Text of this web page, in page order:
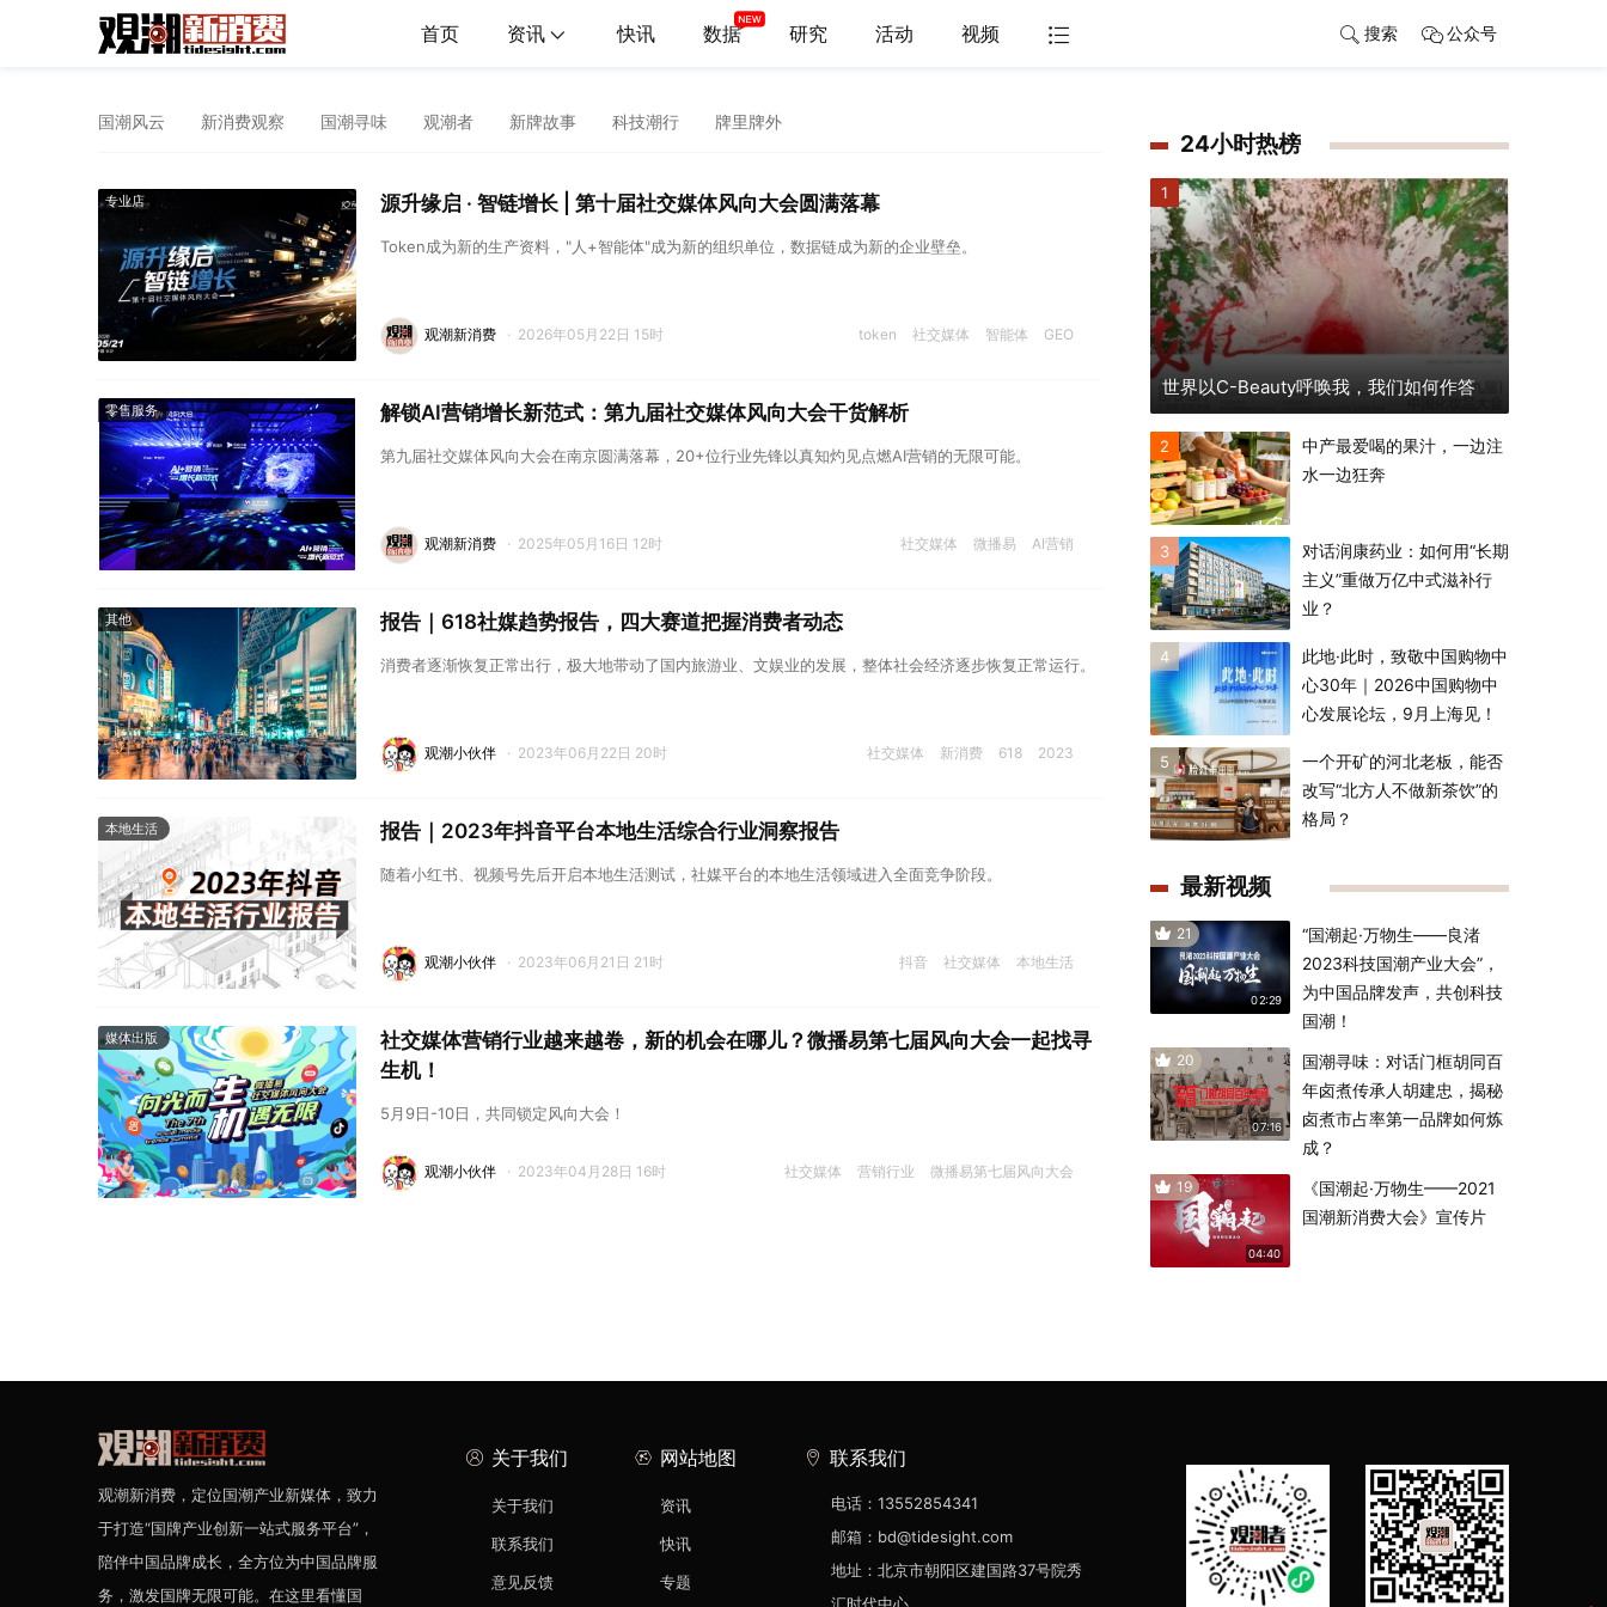
首页 资讯 快讯 数据 研究 活动 视频 搜索 公众号
国潮风云 新消费观察 国潮寻味 观潮者 新牌故事 科技潮行 牌里牌外
专业店 源升缘启 · 智链增长 | 第十届社交媒体风向大会圆满落幕
Token成为新的生产资料，"人+智能体"成为新的组织单位，数据链成为新的企业壁垒。
token 社交媒体 智能体 GEO
观潮新消费 · 2026年05月22日 15时
零售服务 解锁AI营销增长新范式：第九届社交媒体风向大会干货解析
第九届社交媒体风向大会在南京圆满落幕，20+位行业先锋以真知灼见点燃AI营销的无限可能。
社交媒体 微播易 AI营销
观潮新消费 · 2025年05月16日 12时
其他 报告｜618社媒趋势报告，四大赛道把握消费者动态
消费者逐渐恢复正常出行，极大地带动了国内旅游业、文娱业的发展，整体社会经济逐步恢复正常运行。
社交媒体 新消费 618 2023
观潮小伙伴 · 2023年06月22日 20时
本地生活 报告｜2023年抖音平台本地生活综合行业洞察报告
随着小红书、视频号先后开启本地生活测试，社媒平台的本地生活领域进入全面竞争阶段。
抖音 社交媒体 本地生活
观潮小伙伴 · 2023年06月21日 21时
媒体出版
社交媒体营销行业越来越卷，新的机会在哪儿？微播易第七届风向大会一起找寻
生机！
5月9日-10日，共同锁定风向大会！
社交媒体 营销行业 微播易第七届风向大会
观潮小伙伴 · 2023年04月28日 16时
24小时热榜
1
世界以C-Beauty呼唤我，我们如何作答
2
中产最爱喝的果汁，一边注
水一边狂奔
3
对话润康药业：如何用“长期
主义”重做万亿中式滋补行
业？
4
此地·此时，致敬中国购物中
心30年｜2026中国购物中
心发展论坛，9月上海见！
5
一个开矿的河北老板，能否
改写“北方人不做新茶饮”的
格局？
最新视频
21
02:29
“国潮起·万物生——良渚
2023科技国潮产业大会”，
为中国品牌发声，共创科技
国潮！
20
07:16
国潮寻味：对话门框胡同百
年卤煮传承人胡建忠，揭秘
卤煮市占率第一品牌如何炼
成？
19
04:40
《国潮起·万物生——2021
国潮新消费大会》宣传片
观潮新消费，定位国潮产业新媒体，致力
于打造“国牌产业创新一站式服务平台”，
陪伴中国品牌成长，全方位为中国品牌服
务，激发国牌无限可能。在这里看懂国
关于我们
关于我们
联系我们
意见反馈
网站地图
资讯
快讯
专题
联系我们
电话：13552854341
邮箱：bd@tidesight.com
地址：北京市朝阳区建国路37号院秀